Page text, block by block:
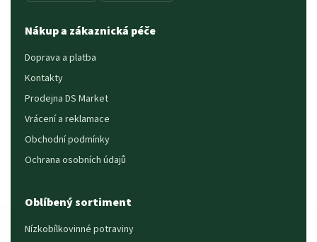
Nákup a zákaznická péče
Doprava a platba
Kontakty
Prodejna DS Market
Vrácení a reklamace
Obchodní podmínky
Ochrana osobních údajů
Oblíbený sortiment
Nízkobílkovinné potraviny